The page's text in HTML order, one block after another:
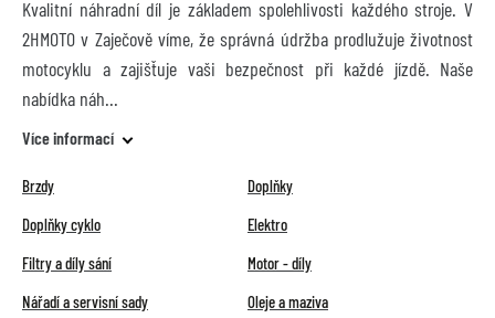
Kvalitní náhradní díl je základem spolehlivosti každého stroje. V
2HMOTO v Zaječově víme, že správná údržba prodlužuje životnost
motocyklu a zajišťuje vaši bezpečnost při každé jízdě. Naše
nabídka náh
Více informací
Brzdy
Doplňky
Doplňky cyklo
Elektro
Filtry a díly sání
Motor - díly
Nářadí a servisní sady
Oleje a maziva